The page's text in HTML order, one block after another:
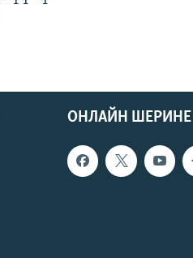
ОНЛАЙН ШЕРИНЕ